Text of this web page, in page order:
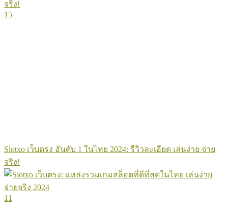
15
Slotxo เว็บตรง อันดับ 1 ในไทย 2024: รีวิวละเอียด เล่นง่าย จ่าย
จริง!
11